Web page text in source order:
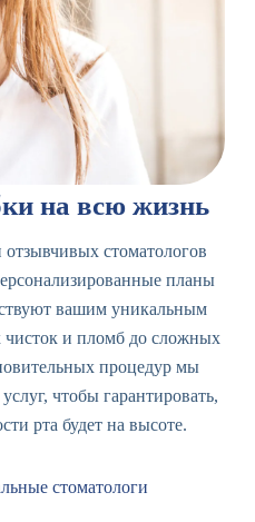
на всю жизнь
стоматологов
планы
вашим уникальным
и пломб до сложных
процедур мы
чтобы гарантировать,
рта будет на высоте.
стоматологи